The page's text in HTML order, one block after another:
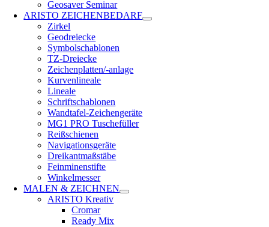
Geosaver Seminar
ARISTO ZEICHENBEDARF
Zirkel
Geodreiecke
Symbolschablonen
TZ-Dreiecke
Zeichenplatten/-anlage
Kurvenlineale
Lineale
Schriftschablonen
Wandtafel-Zeichengeräte
MG1 PRO Tuschefüller
Reißschienen
Navigationsgeräte
Dreikantmaßstäbe
Feinminenstifte
Winkelmesser
MALEN & ZEICHNEN
ARISTO Kreativ
Cromar
Ready Mix